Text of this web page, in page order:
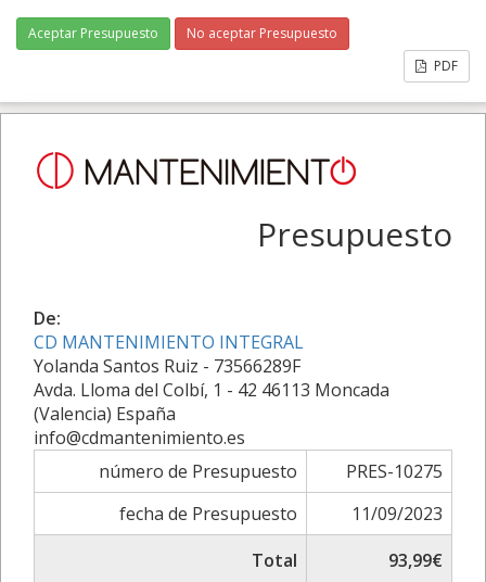
Aceptar Presupuesto
No aceptar Presupuesto
PDF
Presupuesto
De:
CD MANTENIMIENTO INTEGRAL
Yolanda Santos Ruiz - 73566289F
Avda. Lloma del Colbí, 1 - 42 46113 Moncada
(Valencia) España
info@cdmantenimiento.es
número de Presupuesto
PRES-10275
fecha de Presupuesto
11/09/2023
Total
93,99€